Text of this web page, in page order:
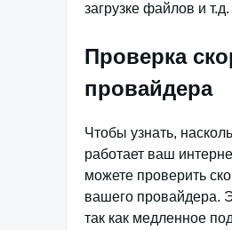
загрузке файлов и т.д.
Проверка
провайдера
Чтобы узнать,
работает ваш
можете проверить
вашего провайдера.
так как медленное